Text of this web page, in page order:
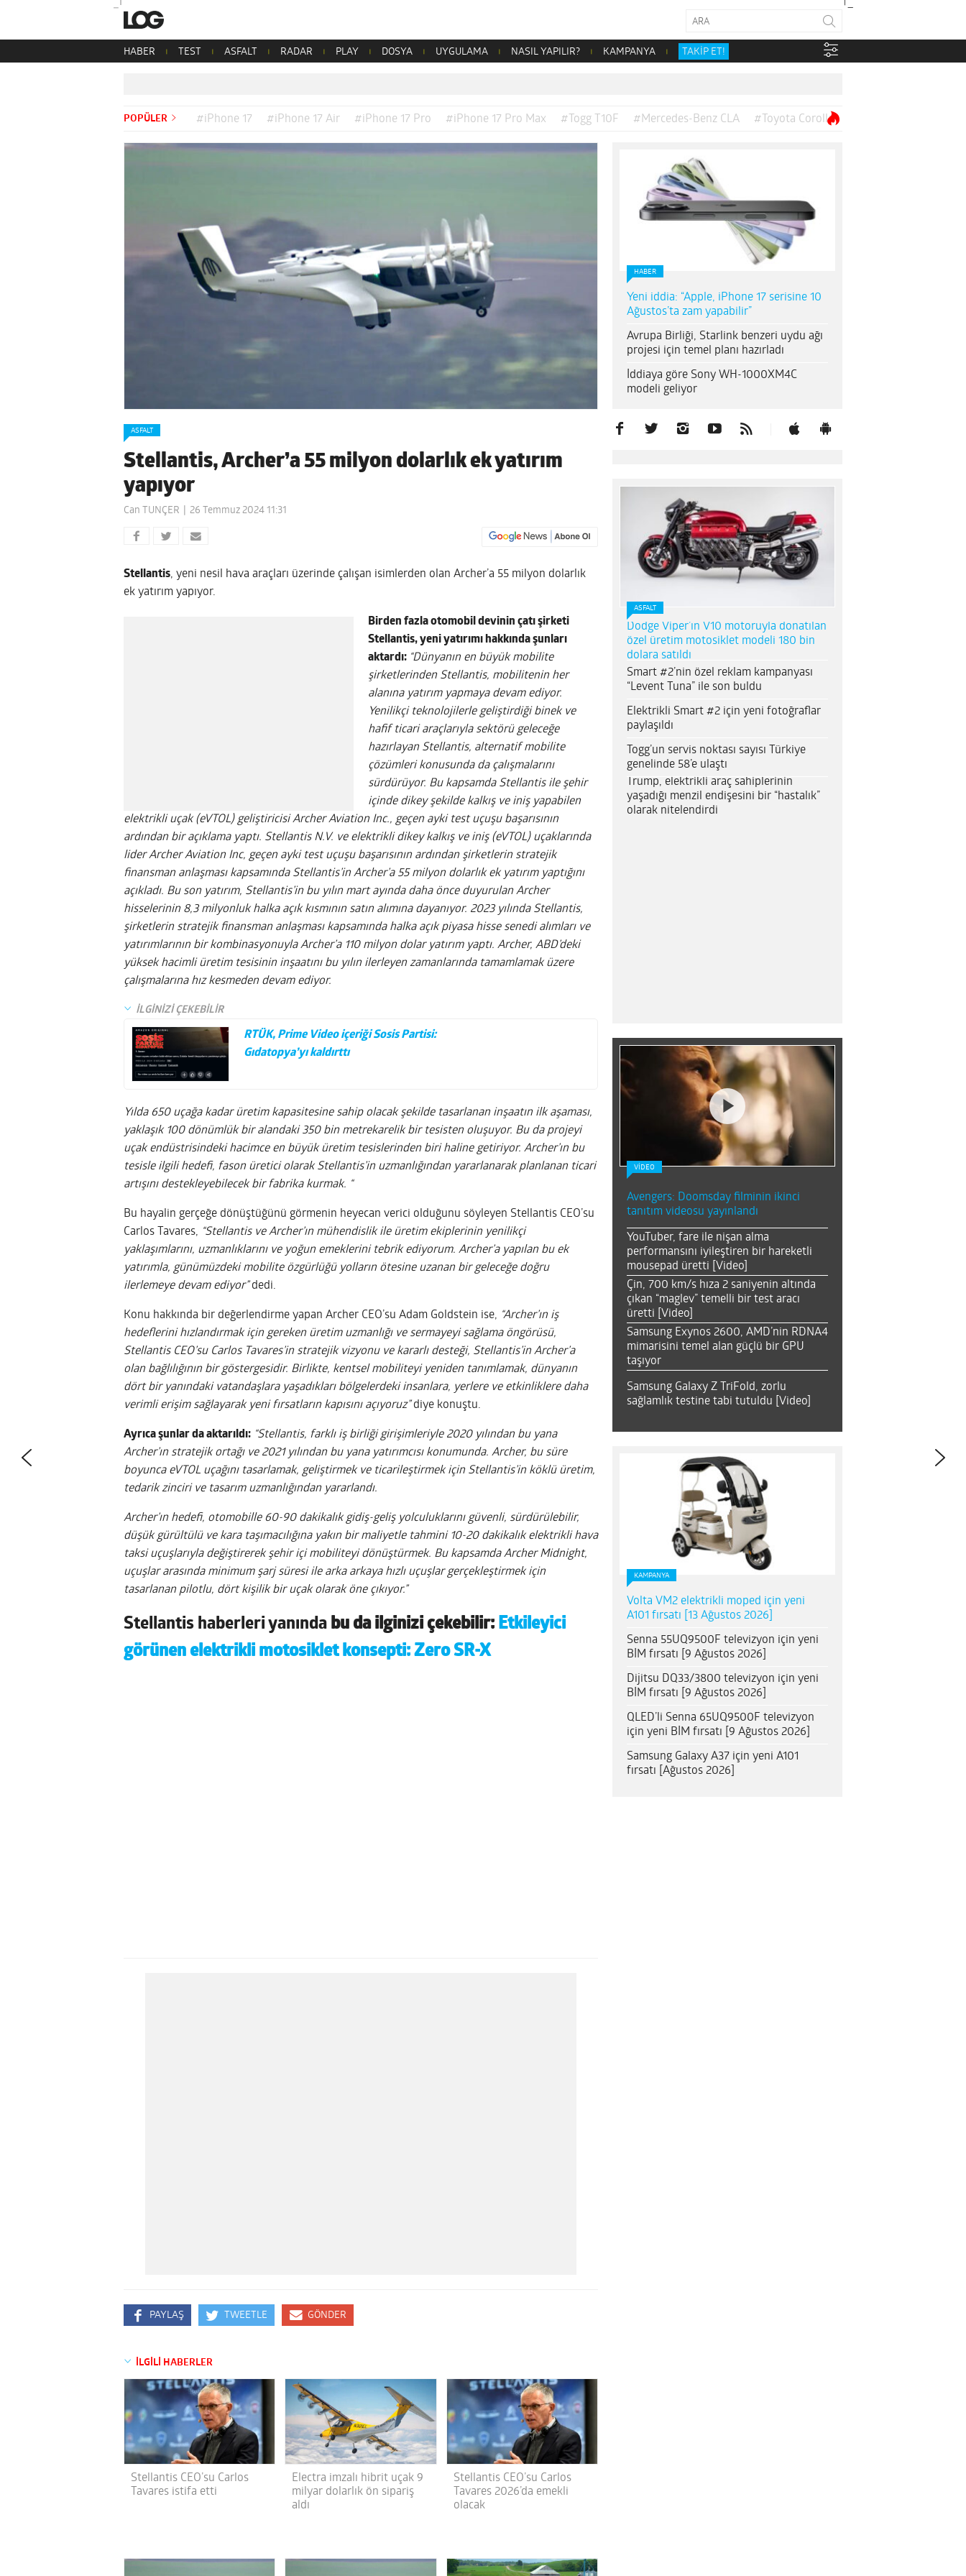
HABER TEST ASFALT RADAR PLAY DOSYA UYGULAMA NASIL YAPILIR? KAMPANYA TAKİP ET!
POPÜLER #iPhone 17 #iPhone 17 Air #iPhone 17 Pro #iPhone 17 Pro Max #Togg T10F #Mercedes-Benz CLA #Toyota Corolla
ASFALT
Stellantis, Archer’a 55 milyon dolarlık ek yatırım
yapıyor
Can TUNÇER 26 Temmuz 2024 11:31
Stellantis, yeni nesil hava araçları üzerinde çalışan isimlerden olan Archer’a 55 milyon dolarlık
ek yatırım yapıyor.
Birden fazla otomobil devinin çatı şirketi
Stellantis, yeni yatırımı hakkında şunları
aktardı: “Dünyanın en büyük mobilite
şirketlerinden Stellantis, mobilitenin her
alanına yatırım yapmaya devam ediyor.
Yenilikçi teknolojilerle geliştirdiği binek ve
hafif ticari araçlarıyla sektörü geleceğe
hazırlayan Stellantis, alternatif mobilite
çözümleri konusunda da çalışmalarını
sürdürüyor. Bu kapsamda Stellantis ile şehir
içinde dikey şekilde kalkış ve iniş yapabilen
elektrikli uçak (eVTOL) geliştiricisi Archer Aviation Inc., geçen ayki test uçuşu başarısının
ardından bir açıklama yaptı. Stellantis N.V. ve elektrikli dikey kalkış ve iniş (eVTOL) uçaklarında
lider Archer Aviation Inc, geçen ayki test uçuşu başarısının ardından şirketlerin stratejik
finansman anlaşması kapsamında Stellantis’in Archer’a 55 milyon dolarlık ek yatırım yaptığını
açıkladı. Bu son yatırım, Stellantis’in bu yılın mart ayında daha önce duyurulan Archer
hisselerinin 8,3 milyonluk halka açık kısmının satın alımına dayanıyor. 2023 yılında Stellantis,
şirketlerin stratejik finansman anlaşması kapsamında halka açık piyasa hisse senedi alımları ve
yatırımlarının bir kombinasyonuyla Archer’a 110 milyon dolar yatırım yaptı. Archer, ABD’deki
yüksek hacimli üretim tesisinin inşaatını bu yılın ilerleyen zamanlarında tamamlamak üzere
çalışmalarına hız kesmeden devam ediyor.
İLGİNİZİ ÇEKEBİLİR
RTÜK, Prime Video içeriği Sosis Partisi:
Gıdatopya’yı kaldırttı
Yılda 650 uçağa kadar üretim kapasitesine sahip olacak şekilde tasarlanan inşaatın ilk aşaması,
yaklaşık 100 dönümlük bir alandaki 350 bin metrekarelik bir tesisten oluşuyor. Bu da projeyi
uçak endüstrisindeki hacimce en büyük üretim tesislerinden biri haline getiriyor. Archer’ın bu
tesisle ilgili hedefi, fason üretici olarak Stellantis’in uzmanlığından yararlanarak planlanan ticari
artışını destekleyebilecek bir fabrika kurmak. “
Bu hayalin gerçeğe dönüştüğünü görmenin heyecan verici olduğunu söyleyen Stellantis CEO’su
Carlos Tavares, “Stellantis ve Archer’ın mühendislik ile üretim ekiplerinin yenilikçi
yaklaşımlarını, uzmanlıklarını ve yoğun emeklerini tebrik ediyorum. Archer’a yapılan bu ek
yatırımla, günümüzdeki mobilite özgürlüğü yolların ötesine uzanan bir geleceğe doğru
ilerlemeye devam ediyor”dedi.
Konu hakkında bir değerlendirme yapan Archer CEO’su Adam Goldstein ise, “Archer’ın iş
hedeflerini hızlandırmak için gereken üretim uzmanlığı ve sermayeyi sağlama öngörüsü,
Stellantis CEO’su Carlos Tavares’in stratejik vizyonu ve kararlı desteği, Stellantis’in Archer’a
olan bağlılığının bir göstergesidir. Birlikte, kentsel mobiliteyi yeniden tanımlamak, dünyanın
dört bir yanındaki vatandaşlara yaşadıkları bölgelerdeki insanlara, yerlere ve etkinliklere daha
verimli erişim sağlayarak yeni fırsatların kapısını açıyoruz”diye konuştu.
Ayrıca şunlar da aktarıldı: “Stellantis, farklı iş birliği girişimleriyle 2020 yılından bu yana
Archer’ın stratejik ortağı ve 2021 yılından bu yana yatırımcısı konumunda. Archer, bu süre
boyunca eVTOL uçağını tasarlamak, geliştirmek ve ticarileştirmek için Stellantis’in köklü üretim,
tedarik zinciri ve tasarım uzmanlığından yararlandı.
Archer’ın hedefi, otomobille 60-90 dakikalık gidiş-geliş yolculuklarını güvenli, sürdürülebilir,
düşük gürültülü ve kara taşımacılığına yakın bir maliyetle tahmini 10-20 dakikalık elektrikli hava
taksi uçuşlarıyla değiştirerek şehir içi mobiliteyi dönüştürmek. Bu kapsamda Archer Midnight,
uçuşlar arasında minimum şarj süresi ile arka arkaya hızlı uçuşlar gerçekleştirmek için
tasarlanan pilotlu, dört kişilik bir uçak olarak öne çıkıyor.”
Stellantis haberleri yanında bu da ilginizi çekebilir: Etkileyici
görünen elektrikli motosiklet konsepti: Zero SR-X
PAYLAŞ TWEETLE GÖNDER
İLGİLİ HABERLER
Stellantis CEO’su Carlos
Tavares istifa etti
Electra imzalı hibrit uçak 9
milyar dolarlık ön sipariş
aldı
Stellantis CEO’su Carlos
Tavares 2026’da emekli
olacak
HABER
Yeni iddia: “Apple, iPhone 17 serisine 10
Ağustos’ta zam yapabilir”
Avrupa Birliği, Starlink benzeri uydu ağı
projesi için temel planı hazırladı
İddiaya göre Sony WH-1000XM4C
modeli geliyor
ASFALT
Dodge Viper’ın V10 motoruyla donatılan
özel üretim motosiklet modeli 180 bin
dolara satıldı
Smart #2’nin özel reklam kampanyası
“Levent Tuna” ile son buldu
Elektrikli Smart #2 için yeni fotoğraflar
paylaşıldı
Togg’un servis noktası sayısı Türkiye
genelinde 58’e ulaştı
Trump, elektrikli araç sahiplerinin
yaşadığı menzil endişesini bir “hastalık”
olarak nitelendirdi
VİDEO
Avengers: Doomsday filminin ikinci
tanıtım videosu yayınlandı
YouTuber, fare ile nişan alma
performansını iyileştiren bir hareketli
mousepad üretti [Video]
Çin, 700 km/s hıza 2 saniyenin altında
çıkan “maglev” temelli bir test aracı
üretti [Video]
Samsung Exynos 2600, AMD’nin RDNA4
mimarisini temel alan güçlü bir GPU
taşıyor
Samsung Galaxy Z TriFold, zorlu
sağlamlık testine tabi tutuldu [Video]
KAMPANYA
Volta VM2 elektrikli moped için yeni
A101 fırsatı [13 Ağustos 2026]
Senna 55UQ9500F televizyon için yeni
BİM fırsatı [9 Ağustos 2026]
Dijitsu DQ33/3800 televizyon için yeni
BİM fırsatı [9 Ağustos 2026]
QLED’li Senna 65UQ9500F televizyon
için yeni BİM fırsatı [9 Ağustos 2026]
Samsung Galaxy A37 için yeni A101
fırsatı [Ağustos 2026]